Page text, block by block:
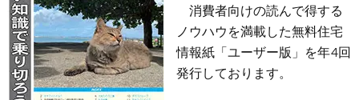
消費者向けの読んで得する
ノウハウを満載した無料住宅
情報紙「ユーザー版」を年4回
発行しております。